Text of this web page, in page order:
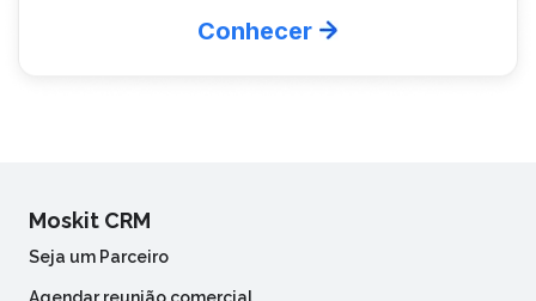
Conhecer
Moskit CRM
Seja um Parceiro